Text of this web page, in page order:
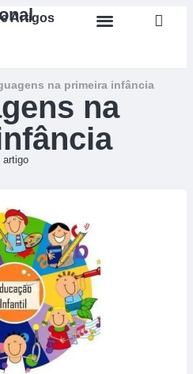
Artigos
na primeira infância
na
artigo